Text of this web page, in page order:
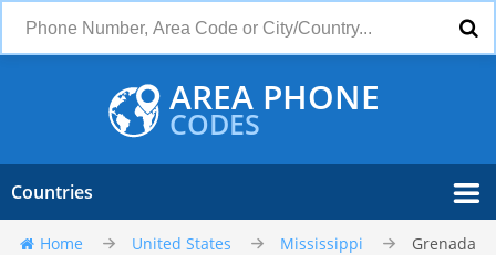
AREA PHONE
CODES
Countries
Home United States Mississippi Grenada